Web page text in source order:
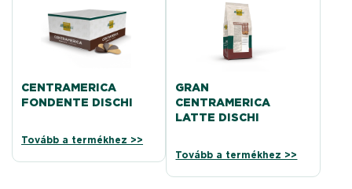
CENTRAMERICA
FONDENTE DISCHI
Tovább a termékhez >>
GRAN
CENTRAMERICA
LATTE DISCHI
Tovább a termékhez >>